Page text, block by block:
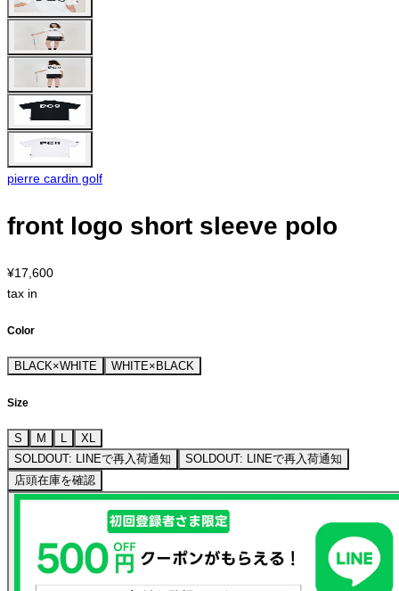
pierre cardin golf
front logo short sleeve polo
¥17,600
tax in
Color
BLACK×WHITE WHITE×BLACK
Size
S M L
XL
SOLDOUT: LINEで再入荷通知
SOLDOUT: LINEで再入荷通知
店頭在庫を確認